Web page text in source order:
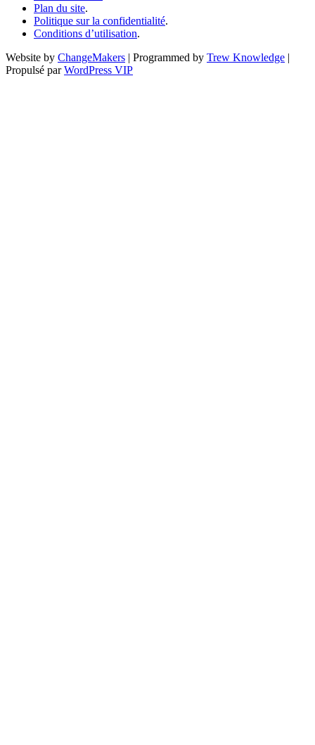
Plan du site.
Politique sur la confidentialité.
Conditions d’utilisation.
Website by ChangeMakers | Programmed by Trew Knowledge |
Propulsé parWordPress VIP